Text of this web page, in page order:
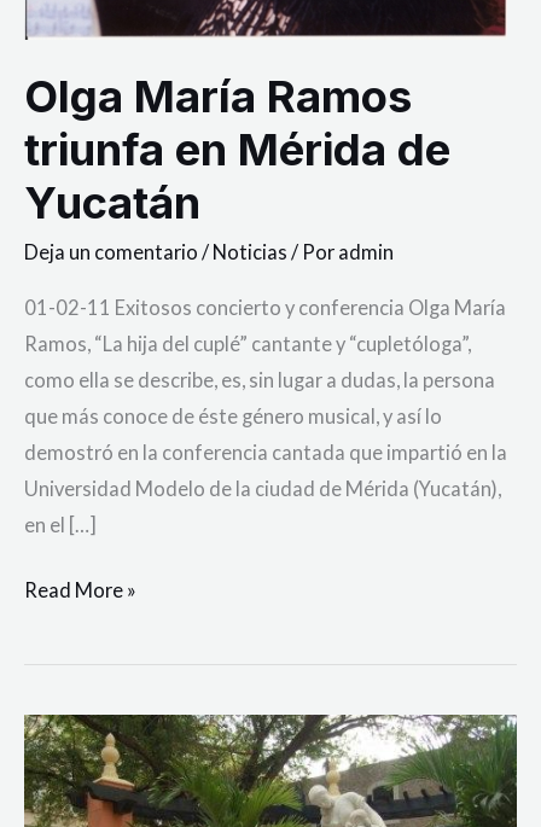
Olga María Ramos
triunfa en Mérida de
Yucatán
Deja un comentario / Noticias / Por admin
01-02-11 Exitosos concierto y conferencia Olga María
Ramos, “La hija del cuplé” cantante y “cupletóloga”,
como ella se describe, es, sin lugar a dudas, la persona
que más conoce de éste género musical, y así lo
demostró en la conferencia cantada que impartió en la
Universidad Modelo de la ciudad de Mérida (Yucatán),
en el […]
Read More »
Homenaje
a
las